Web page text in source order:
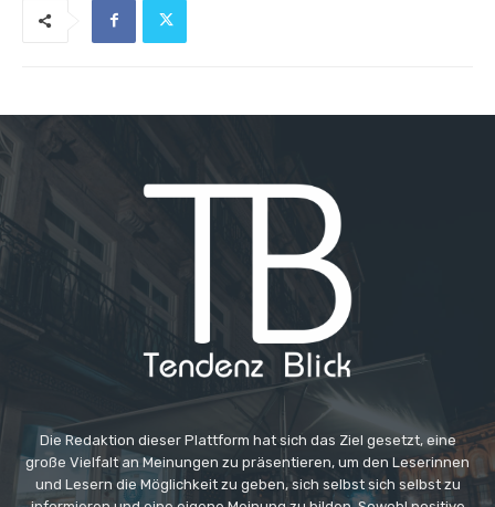
Die Redaktion dieser Plattform hat sich das Ziel gesetzt, eine
große Vielfalt an Meinungen zu präsentieren, um den Leserinnen
und Lesern die Möglichkeit zu geben, sich selbst sich selbst zu